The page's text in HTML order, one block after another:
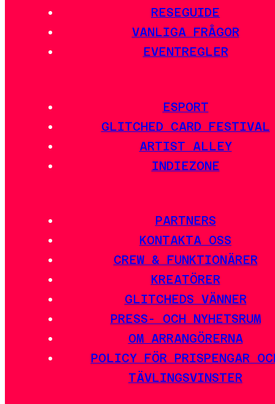
RESEGUIDE
VANLIGA FRÅGOR
EVENTREGLER
ESPORT
GLITCHED CARD FESTIVAL
ARTIST ALLEY
INDIEZONE
PARTNERS
KONTAKTA OSS
CREW & FUNKTIONÄRER
KREATÖRER
GLITCHEDS VÄNNER
PRESS- OCH NYHETSRUM
OM ARRANGÖRERNA
POLICY FÖR PRISPENGAR
TÄVLINGSVINSTER